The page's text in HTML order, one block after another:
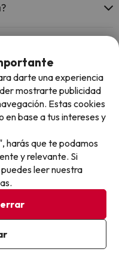
darte una experiencia
mostrarte publicidad
Estas cookies
en base a tus intereses y
harás que te podamos
y relevante. Si
leer nuestra